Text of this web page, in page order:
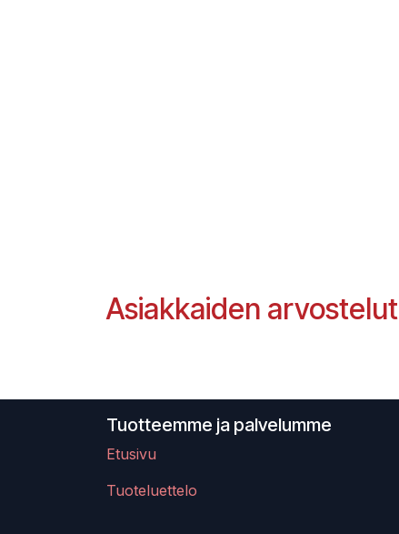
Asiakkaiden arvostelut
Tuotteemme ja palvelumme
Etusivu
Tuoteluettelo